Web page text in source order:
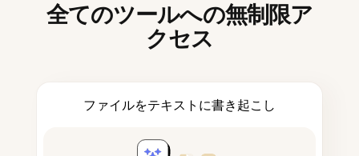
全てのツールへの無制限ア
クセス
ファイルをテキストに書き起こし